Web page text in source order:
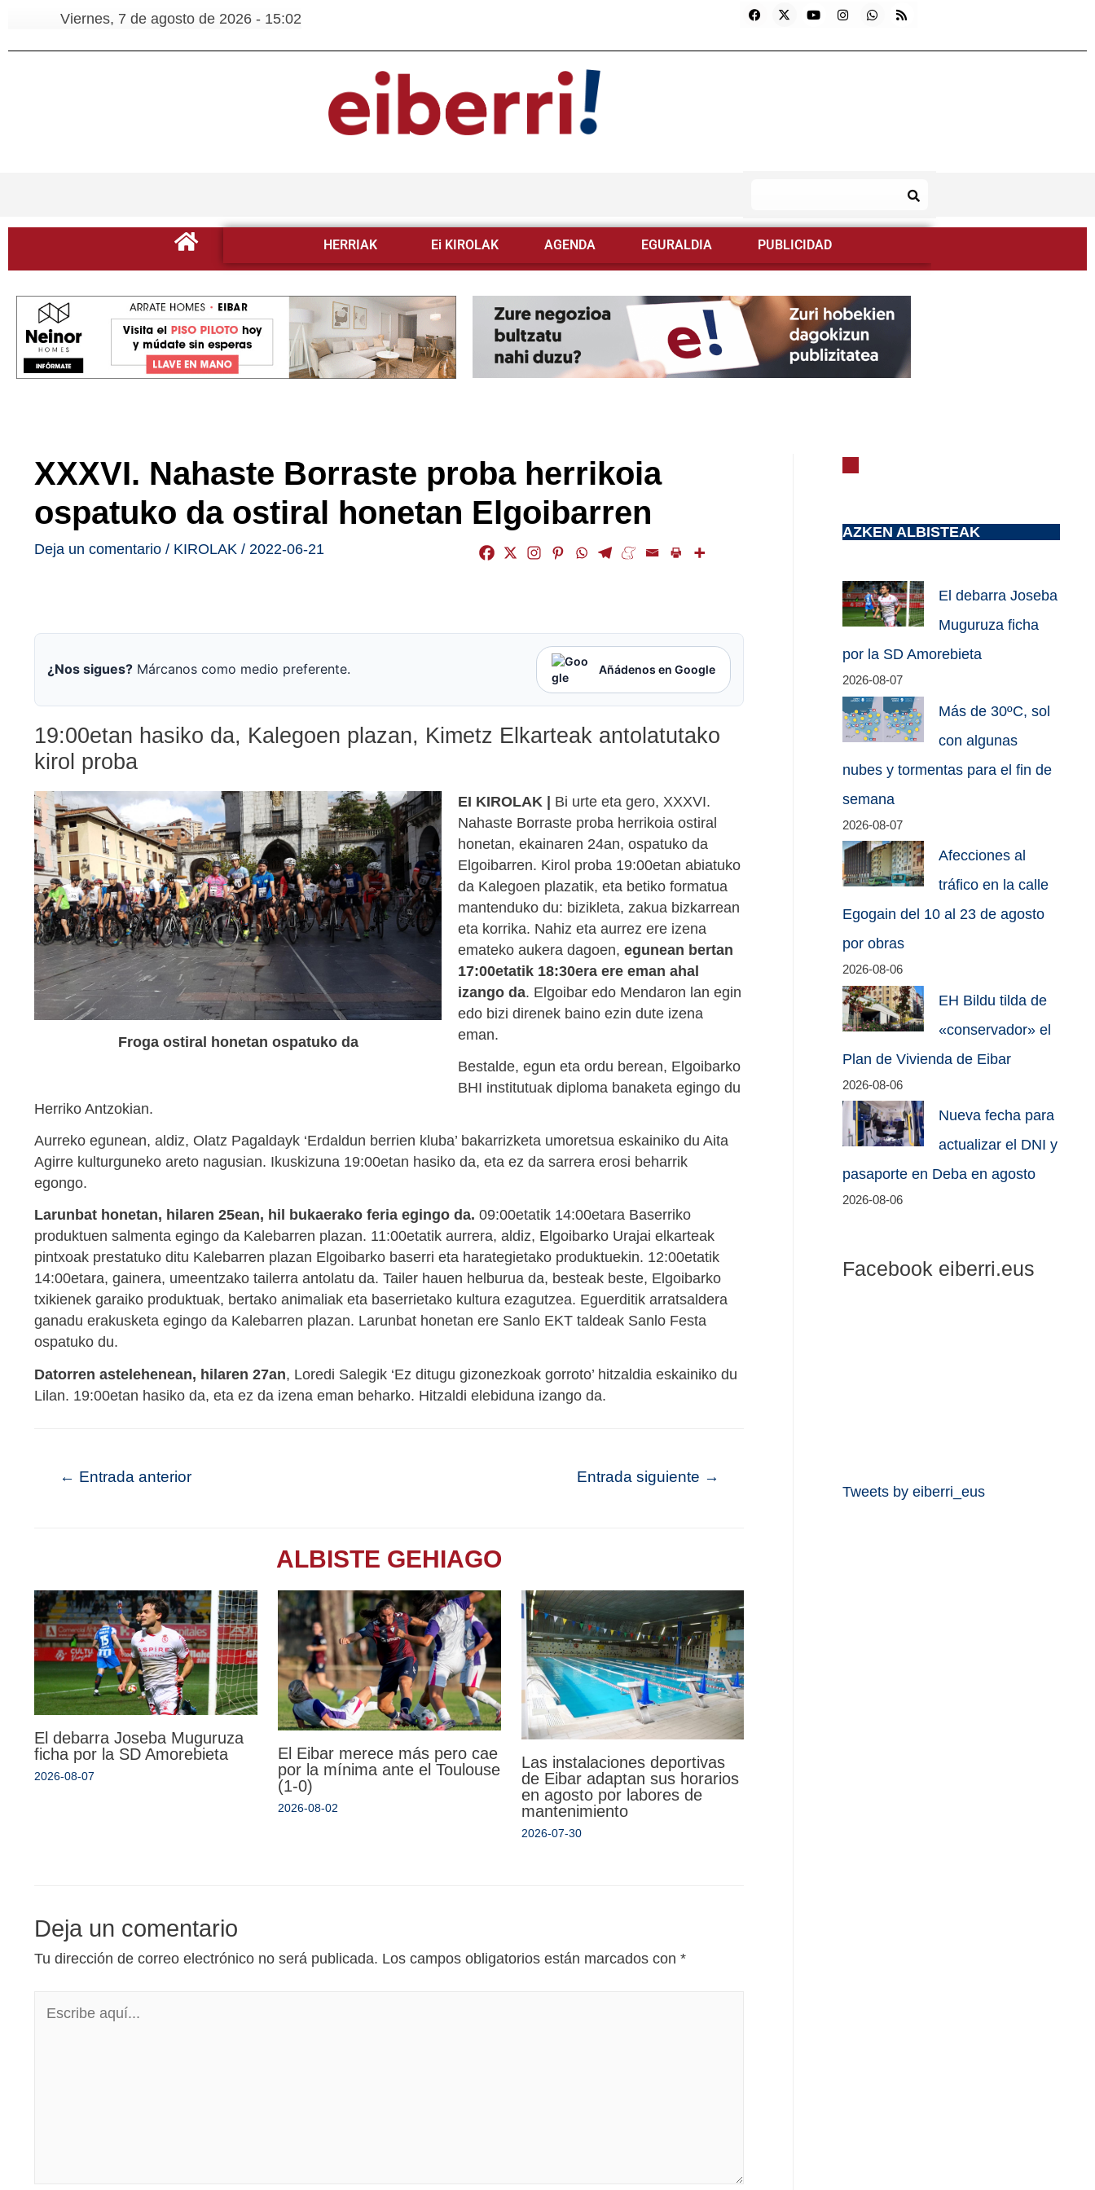
Viernes, 7 de agosto de 2026 - 15:02
HERRIAK Ei KIROLAK AGENDA EGURALDIA PUBLICIDAD
XXXVI. Nahaste Borraste proba herrikoia
ospatuko da ostiral honetan Elgoibarren
Deja un comentario / KIROLAK / 2022-06-21
¿Nos sigues? Márcanos como medio preferente. Añádenos en Google
19:00etan hasiko da, Kalegoen plazan, Kimetz Elkarteak antolatutako
kirol proba
Froga ostiral honetan ospatuko da
EI KIROLAK | Bi urte eta gero, XXXVI.
Nahaste Borraste proba herrikoia ostiral
honetan, ekainaren 24an, ospatuko da
Elgoibarren. Kirol proba 19:00etan abiatuko
da Kalegoen plazatik, eta betiko formatua
mantenduko du: bizikleta, zakua bizkarrean
eta korrika. Nahiz eta aurrez ere izena
emateko aukera dagoen, egunean bertan
17:00etatik 18:30era ere eman ahal
izango da. Elgoibar edo Mendaron lan egin
edo bizi direnek baino ezin dute izena
eman.
Bestalde, egun eta ordu berean, Elgoibarko
BHI institutuak diploma banaketa egingo du
Herriko Antzokian.
Aurreko egunean, aldiz, Olatz Pagaldayk ‘Erdaldun berrien kluba’ bakarrizketa umoretsua eskainiko du Aita
Agirre kulturguneko areto nagusian. Ikuskizuna 19:00etan hasiko da, eta ez da sarrera erosi beharrik
egongo.
Larunbat honetan, hilaren 25ean, hil bukaerako feria egingo da. 09:00etatik 14:00etara Baserriko
produktuen salmenta egingo da Kalebarren plazan. 11:00etatik aurrera, aldiz, Elgoibarko Urajai elkarteak
pintxoak prestatuko ditu Kalebarren plazan Elgoibarko baserri eta harategietako produktuekin. 12:00etatik
14:00etara, gainera, umeentzako tailerra antolatu da. Tailer hauen helburua da, besteak beste, Elgoibarko
txikienek garaiko produktuak, bertako animaliak eta baserrietako kultura ezagutzea. Eguerditik arratsaldera
ganadu erakusketa egingo da Kalebarren plazan. Larunbat honetan ere Sanlo EKT taldeak Sanlo Festa
ospatuko du.
Datorren astelehenean, hilaren 27an, Loredi Salegik ‘Ez ditugu gizonezkoak gorroto’ hitzaldia eskainiko du
Lilan. 19:00etan hasiko da, eta ez da izena eman beharko. Hitzaldi elebiduna izango da.
← Entrada anterior Entrada siguiente →
ALBISTE GEHIAGO
El debarra Joseba Muguruza
ficha por la SD Amorebieta
2026-08-07
El Eibar merece más pero cae
por la mínima ante el Toulouse
(1-0)
2026-08-02
Las instalaciones deportivas
de Eibar adaptan sus horarios
en agosto por labores de
mantenimiento
2026-07-30
Deja un comentario
Tu dirección de correo electrónico no será publicada. Los campos obligatorios están marcados con *
AZKEN ALBISTEAK
El debarra Joseba
Muguruza ficha
por la SD Amorebieta
2026-08-07
Más de 30ºC, sol
con algunas
nubes y tormentas para el fin de
semana
2026-08-07
Afecciones al
tráfico en la calle
Egogain del 10 al 23 de agosto
por obras
2026-08-06
EH Bildu tilda de
«conservador» el
Plan de Vivienda de Eibar
2026-08-06
Nueva fecha para
actualizar el DNI y
pasaporte en Deba en agosto
2026-08-06
Facebook eiberri.eus
Tweets by eiberri_eus